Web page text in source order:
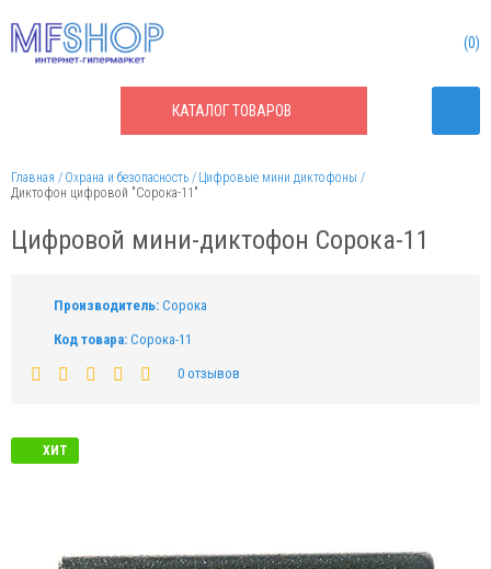
КАТАЛОГТОВАРОВ
0
Главная Охрана и безопасность
Цифровые мини диктофоны
Диктофон цифровой "Сорока-11"
Цифровой мини-диктофон Сорока-11
Производитель: Сорока
Код товара: Сорока-11
0 отзывов
ХИТ